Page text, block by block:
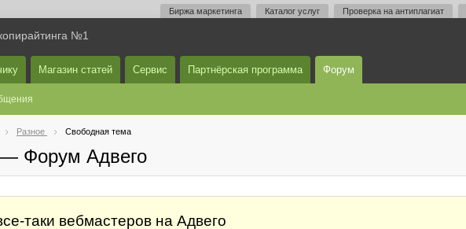
Биржа маркетинга Каталог услуг Проверка на антиплагиат
№1
Магазин статей Сервис Партнёрская программа Форум
Разное Свободная тема
Форум Адвего
таки вебмастеров на Адвего